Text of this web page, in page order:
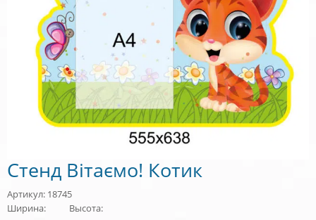
Стенд Вітаємо! Котик
Артикул: 18745
Ширина:
Высота: